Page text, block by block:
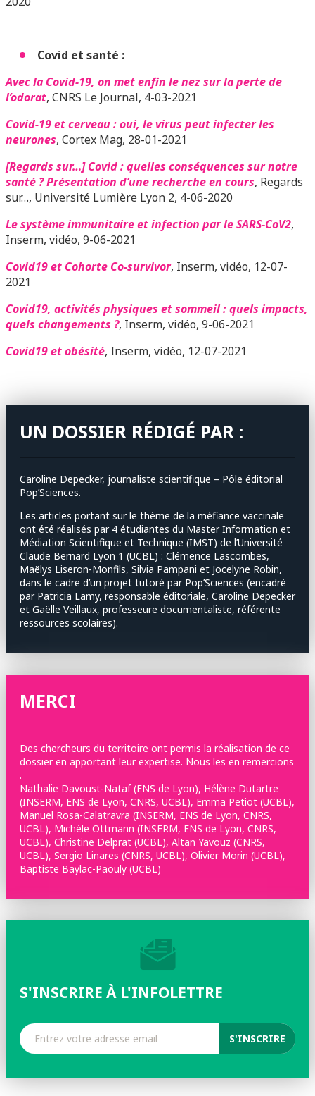
Covid et santé :
Avec la Covid-19, on met enfin le nez sur la perte de
l’odorat, CNRS Le Journal, 4-03-2021
Covid-19 et cerveau : oui, le virus peut infecter les
neurones, Cortex Mag, 28-01-2021
[Regards sur…] Covid : quelles conséquences sur notre
santé ? Présentation d’une recherche en cours, Regards
sur…, Université Lumière Lyon 2, 4-06-2020
Le système immunitaire et infection par le SARS-CoV2,
Inserm, vidéo, 9-06-2021
Covid19 et Cohorte Co-survivor, Inserm, vidéo, 12-07-
2021
Covid19, activités physiques et sommeil : quels impacts,
quels changements ?, Inserm, vidéo, 9-06-2021
Covid19 et obésité, Inserm, vidéo, 12-07-2021
UN DOSSIER RÉDIGÉ PAR :
Caroline Depecker, journaliste scientifique – Pôle éditorial
Pop’Sciences.
Les articles portant sur le thème de la méfiance vaccinale
ont été réalisés par 4 étudiantes du Master Information et
Médiation Scientifique et Technique (IMST) de l’Université
Claude Bernard Lyon 1 (UCBL) : Clémence Lascombes,
Maëlys Liseron-Monfils, Silvia Pampani et Jocelyne Robin,
dans le cadre d’un projet tutoré par Pop’Sciences (encadré
par Patricia Lamy, responsable éditoriale, Caroline Depecker
et Gaëlle Veillaux, professeure documentaliste, référente
ressources scolaires).
MERCI
Des chercheurs du territoire ont permis la réalisation de ce
dossier en apportant leur expertise. Nous les en remercions
.
Nathalie Davoust-Nataf (ENS de Lyon), Hélène Dutartre
(INSERM, ENS de Lyon, CNRS, UCBL), Emma Petiot (UCBL),
Manuel Rosa-Calatravra (INSERM, ENS de Lyon, CNRS,
UCBL), Michèle Ottmann (INSERM, ENS de Lyon, CNRS,
UCBL), Christine Delprat (UCBL), Altan Yavouz (CNRS,
UCBL), Sergio Linares (CNRS, UCBL), Olivier Morin (UCBL),
Baptiste Baylac-Paouly (UCBL)
S'INSCRIRE À L'INFOLETTRE